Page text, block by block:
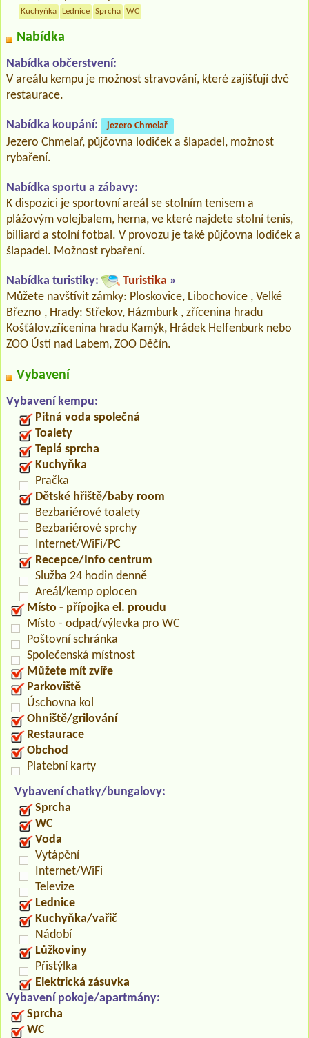
Kuchyňka Lednice Sprcha WC
Nabídka
Nabídka občerstvení:
V areálu kempu je možnost stravování, které zajišťují dvě
restaurace.
Nabídka koupání: jezero Chmelař
Jezero Chmelař, půjčovna lodiček a šlapadel, možnost
rybaření.
Nabídka sportu a zábavy:
K dispozici je sportovní areál se stolním tenisem a
plážovým volejbalem, herna, ve které najdete stolní tenis,
billiard a stolní fotbal. V provozu je také půjčovna lodiček a
šlapadel. Možnost rybaření.
Nabídka turistiky: Turistika »
Můžete navštívit zámky: Ploskovice, Libochovice , Velké
Březno , Hrady: Střekov, Házmburk , zřícenina hradu
Košťálov,zřícenina hradu Kamýk, Hrádek Helfenburk nebo
ZOO Ústí nad Labem, ZOO Děčín.
Vybavení
Vybavení kempu:
Pitná voda společná
Toalety
Teplá sprcha
Kuchyňka
Pračka
Dětské hřiště/baby room
Bezbariérové toalety
Bezbariérové sprchy
Internet/WiFi/PC
Recepce/Info centrum
Služba 24 hodin denně
Areál/kemp oplocen
Místo - přípojka el. proudu
Místo - odpad/výlevka pro WC
Poštovní schránka
Společenská místnost
Můžete mít zvíře
Parkoviště
Úschovna kol
Ohniště/grilování
Restaurace
Obchod
Platební karty
Vybavení chatky/bungalovy:
Sprcha
WC
Voda
Vytápění
Internet/WiFi
Televize
Lednice
Kuchyňka/vařič
Nádobí
Lůžkoviny
Přistýlka
Elektrická zásuvka
Vybavení pokoje/apartmány:
Sprcha
WC